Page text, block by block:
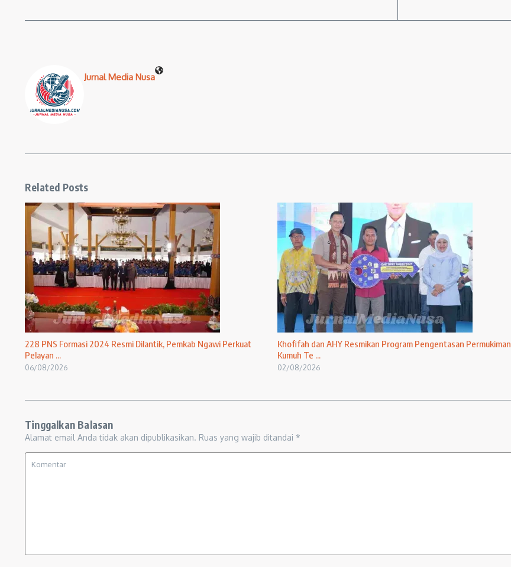
Jurnal Media Nusa
Related Posts
228 PNS Formasi 2024 Resmi Dilantik, Pemkab Ngawi Perkuat
Pelayan ...
06/08/2026
Khofifah dan AHY Resmikan Program Pengentasan Permukiman
Kumuh Te ...
02/08/2026
Tinggalkan Balasan
Alamat email Anda tidak akan dipublikasikan. Ruas yang wajib ditandai *